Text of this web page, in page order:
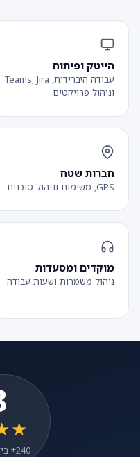
הייטק ופיתוח
עבודה היברידית, Teams, Jira
וניהול פרויקטים
חברות שטח
GPS, משימות וניהול סוכנים
מוקדים ומסעדות
ניהול משמרות ושעות עבודה
240+ ביקורות מאומתות